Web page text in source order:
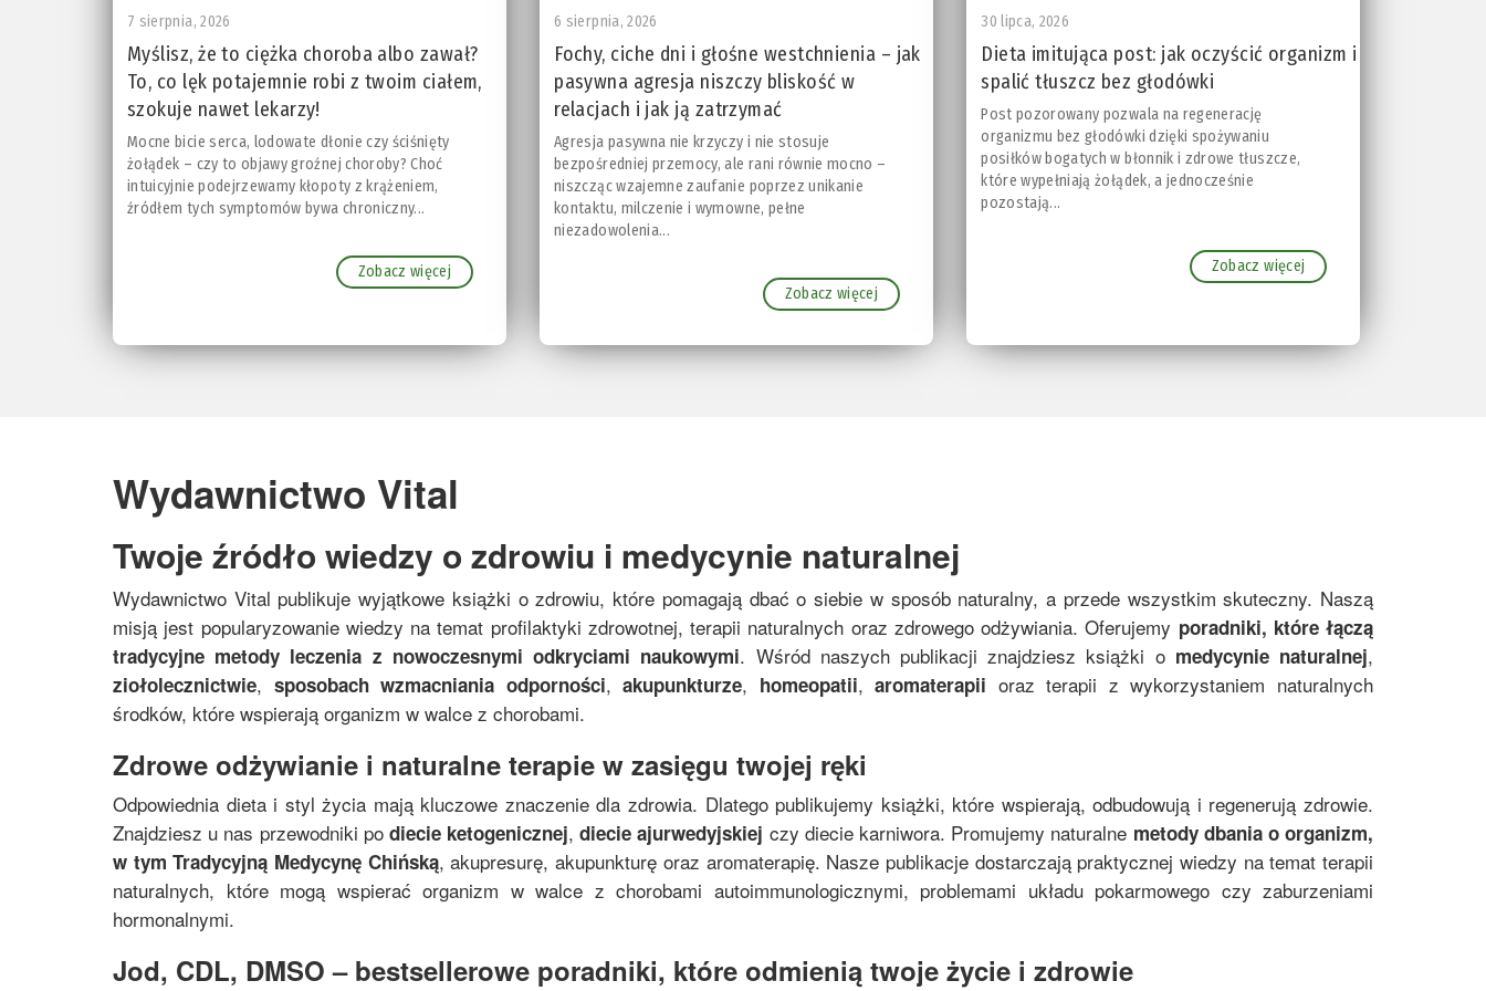
7 sierpnia, 2026
Myślisz, że to ciężka choroba albo zawał?
To, co lęk potajemnie robi z twoim ciałem,
szokuje nawet lekarzy!
Mocne bicie serca, lodowate dłonie czy ściśnięty
żołądek – czy to objawy groźnej choroby? Choć
intuicyjnie podejrzewamy kłopoty z krążeniem,
źródłem tych symptomów bywa chroniczny...
Zobacz więcej
6 sierpnia, 2026
Fochy, ciche dni i głośne westchnienia – jak
pasywna agresja niszczy bliskość w
relacjach i jak ją zatrzymać
Agresja pasywna nie krzyczy i nie stosuje
bezpośredniej przemocy, ale rani równie mocno –
niszcząc wzajemne zaufanie poprzez unikanie
kontaktu, milczenie i wymowne, pełne
niezadowolenia...
Zobacz więcej
30 lipca, 2026
Dieta imitująca post: jak oczyścić organizm i
spalić tłuszcz bez głodówki
Post pozorowany pozwala na regenerację
organizmu bez głodówki dzięki spożywaniu
posiłków bogatych w błonnik i zdrowe tłuszcze,
które wypełniają żołądek, a jednocześnie
pozostają...
Zobacz więcej
Wydawnictwo Vital
Twoje źródło wiedzy o zdrowiu i medycynie naturalnej
Wydawnictwo Vital publikuje wyjątkowe książki o zdrowiu, które pomagają dbać o siebie w sposób naturalny, a przede wszystkim skuteczny. Naszą
misją jest popularyzowanie wiedzy na temat profilaktyki zdrowotnej, terapii naturalnych oraz zdrowego odżywiania. Oferujemy poradniki, które łączą
tradycyjne metody leczenia z nowoczesnymi odkryciami naukowymi. Wśród naszych publikacji znajdziesz książki o medycynie naturalnej,
ziołolecznictwie, sposobach wzmacniania odporności,akupunkturze, homeopatii,aromaterapii oraz terapii z wykorzystaniem naturalnych
środków, które wspierają organizm w walce z chorobami.
Zdrowe odżywianie i naturalne terapie w zasięgu twojej ręki
Odpowiednia dieta i styl życia mają kluczowe znaczenie dla zdrowia. Dlatego publikujemy książki, które wspierają, odbudowują i regenerują zdrowie.
Znajdziesz u nas przewodniki po diecie ketogenicznej,diecie ajurwedyjskiej czy diecie karniwora. Promujemy naturalne metody dbania o organizm,
w tymTradycyjną Medycynę Chińską, akupresurę, akupunkturę oraz aromaterapię. Nasze publikacje dostarczają praktycznej wiedzy na temat terapii
naturalnych, które mogą wspierać organizm w walce z chorobami autoimmunologicznymi, problemami układu pokarmowego czy zaburzeniami
hormonalnymi.
Jod, CDL, DMSO – bestsellerowe poradniki, które odmienią twoje życie i zdrowie